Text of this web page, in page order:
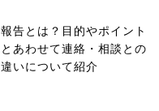
報告とは？目的やポイント
とあわせて連絡・相談との
違いについて紹介